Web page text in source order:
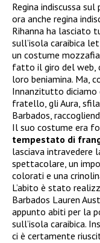
Regina indiscussa
ora anche regina
Rihanna ha lasciato
sull’isola caraibica
un costume
fatto il giro del web,
loro beniamina. Ma,
Innanzitutto diciamo
fratello, gli Aura,
Barbados,
Il suo costume era
tempestato di
lasciava intravedere
spettacolare, un
colorati e una
L’abito è stato
Barbados Lauren
appunto abiti per la
sull’isola caraibica.
ci è certamente